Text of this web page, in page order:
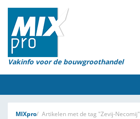
Vakinfo voor de bouwgroothandel
Home
Magazines
Organisaties
MIXpro Artikelen met de tag "Zevij-Necomij"